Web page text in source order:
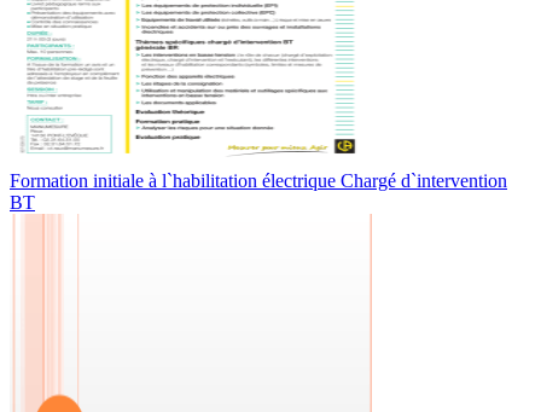
Formation initiale à l`habilitation électrique Chargé d`intervention
BT